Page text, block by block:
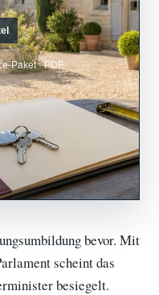
Paket · PDF,
bevor. Mit
scheint das
besiegelt.